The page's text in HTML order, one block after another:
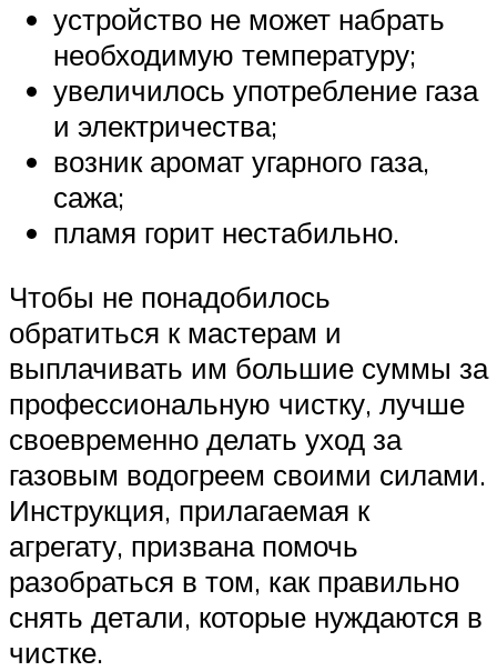
устройство не может набрать
необходимую температуру;
увеличилось употребление газа
и электричества;
возник аромат угарного газа,
сажа;
пламя горит нестабильно.
Чтобы не понадобилось
обратиться к мастерам и
выплачивать им большие суммы за
профессиональную чистку, лучше
своевременно делать уход за
газовым водогреем своими силами.
Инструкция, прилагаемая к
агрегату, призвана помочь
разобраться в том, как правильно
снять детали, которые нуждаются в
чистке.